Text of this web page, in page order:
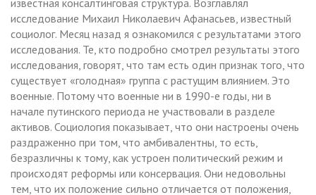
исследование Михаил Николаевич Афанасьев, известный
социолог. Месяц назад я ознакомился с результатами этого
исследования. Те, кто подробно смотрел результаты этого
исследования, говорят, что там есть один признак того, что
существует «голодная» группа с растущим влиянием. Это
военные. Потому что военные ни в 1990-е годы, ни в
начале путинского периода не участвовали в разделе
активов. Социология показывает, что они настроены очень
раздраженно при том, что амбивалентны, то есть,
безразличны к тому, как устроен политический режим и
происходят реформы или консервация. Они недовольны
тем, что их положение сильно отличается от положения,